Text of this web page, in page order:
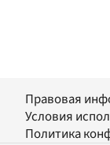
Правовая
Условия
Политика